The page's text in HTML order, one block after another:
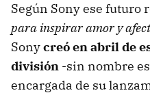
Según Sony ese futuro
para inspirar amor y
Sonycreó en abril de
división -sin nombre
encargada de su